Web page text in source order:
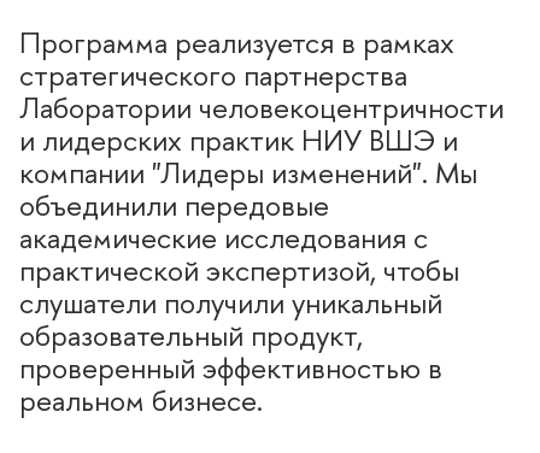
Программа реализуется в рамках
стратегического партнерства
Лаборатории человекоцентричности
и лидерских практик НИУ ВШЭ и
компании "Лидеры изменений". Мы
объединили передовые
академические исследования с
практической экспертизой, чтобы
слушатели получили уникальный
образовательный продукт,
проверенный эффективностью
реальном бизнесе.